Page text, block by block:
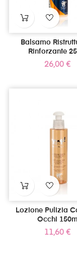
Balsamo
Rinforzante
Prezzo
26,00 €
Lozione Pulizia
Occhi 150ml
Prezzo
11,60 €